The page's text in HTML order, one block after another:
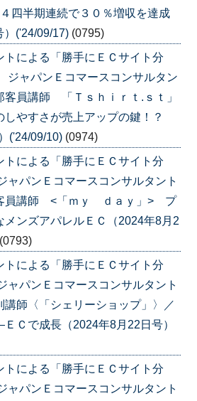
四半期連続で３０％増収を達成
）('24/09/17) (0795)
トによる「勝手にＥＣサイト分
ャパンＥコマースコンサルタン
員講師 「Ｔｓｈｉｒｔ.ｓｔ」
しやすさが売上アップの鍵！？
('24/09/10) (0974)
トによる「勝手にＥＣサイト分
パンＥコマースコンサルタント
員講師 <「ｍｙ ｄａｙ」> プ
メンズアパレルＥＣ（2024年8月2
(0793)
トによる「勝手にＥＣサイト分
パンＥコマースコンサルタント
師〈「シェリーショップ」〉／
Ｃで成長（2024年8月22日号）
トによる「勝手にＥＣサイト分
パンＥコマースコンサルタント